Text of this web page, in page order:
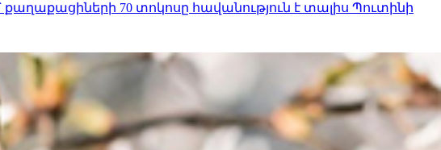
70 տոկոսը հավանություն է տալիս Պուտինի